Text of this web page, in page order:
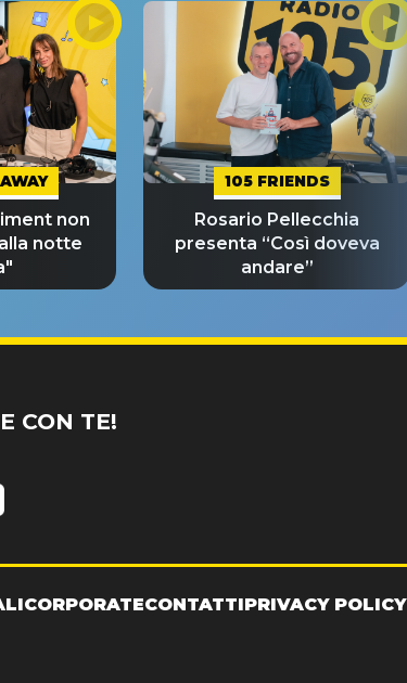
non
notte
105 FRIENDS
Rosario Pellecchia
presenta “Così doveva
andare”
CON TE!
CORPORATECONTATTIPRIVACY POLICY